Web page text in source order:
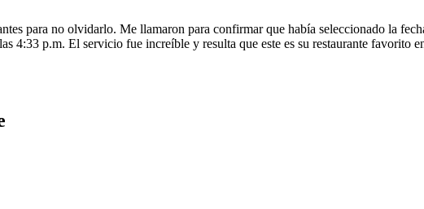
para no olvidarlo. Me llamaron para confirmar que había seleccionado la
4:33 p.m. El servicio fue increíble y resulta que este es su restaurante favorito